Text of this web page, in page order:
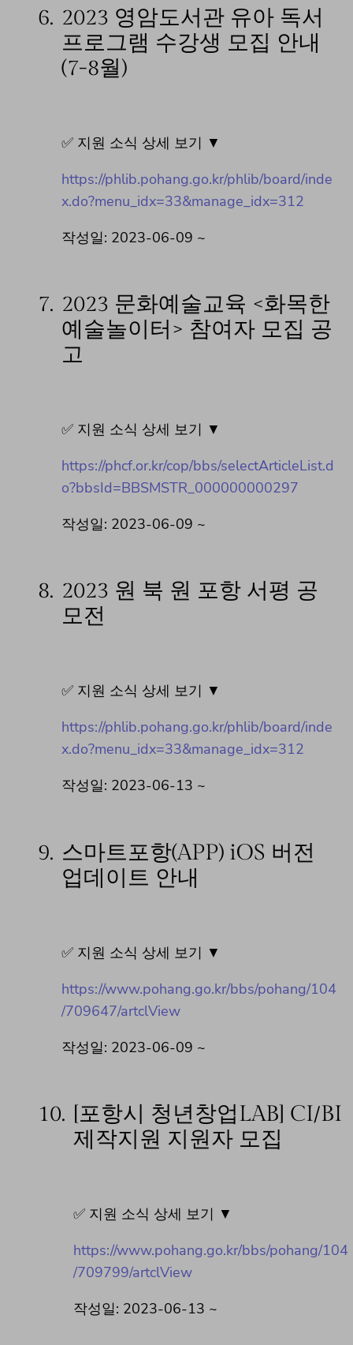
6. 2023 영암도서관 유아 독서
프로그램 수강생 모집 안내
(7-8월)
✅ 지원 소식 상세 보기 ▼
https://phlib.pohang.go.kr/phlib/board/inde
x.do?menu_idx=33&manage_idx=312
작성일: 2023-06-09 ~
7. 2023 문화예술교육 <화목한
예술놀이터> 참여자 모집 공
고
✅ 지원 소식 상세 보기 ▼
https://phcf.or.kr/cop/bbs/selectArticleList.d
o?bbsId=BBSMSTR_000000000297
작성일: 2023-06-09 ~
8. 2023 원 북 원 포항 서평 공
모전
✅ 지원 소식 상세 보기 ▼
https://phlib.pohang.go.kr/phlib/board/inde
x.do?menu_idx=33&manage_idx=312
작성일: 2023-06-13 ~
9. 스마트포항(APP) iOS 버전
업데이트 안내
✅ 지원 소식 상세 보기 ▼
https://www.pohang.go.kr/bbs/pohang/104
/709647/artclView
작성일: 2023-06-09 ~
10. [포항시 청년창업LAB] CI/BI
제작지원 지원자 모집
✅ 지원 소식 상세 보기 ▼
https://www.pohang.go.kr/bbs/pohang/104
/709799/artclView
작성일: 2023-06-13 ~